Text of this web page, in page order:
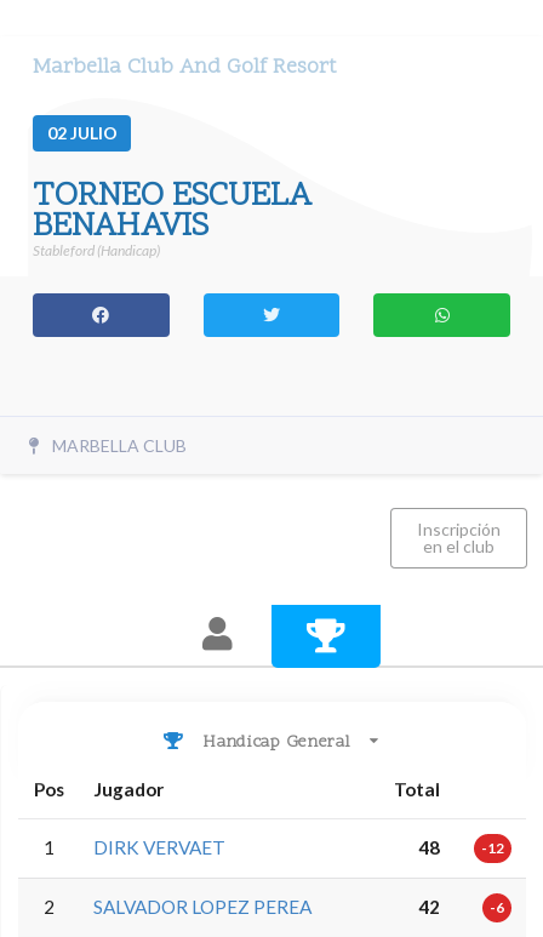
Marbella Club And Golf Resort
02JULIO
TORNEO ESCUELA
BENAHAVIS
Stableford (Handicap)
MARBELLA CLUB
Inscripción
en el club
Handicap General
Pos Jugador Total
1 DIRK VERVAET 48 -12
2 SALVADOR LOPEZ PEREA 42 -6